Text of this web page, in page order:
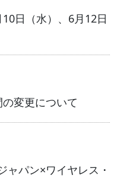
日（水）、6月12日
変更について
パン×ワイヤレス・